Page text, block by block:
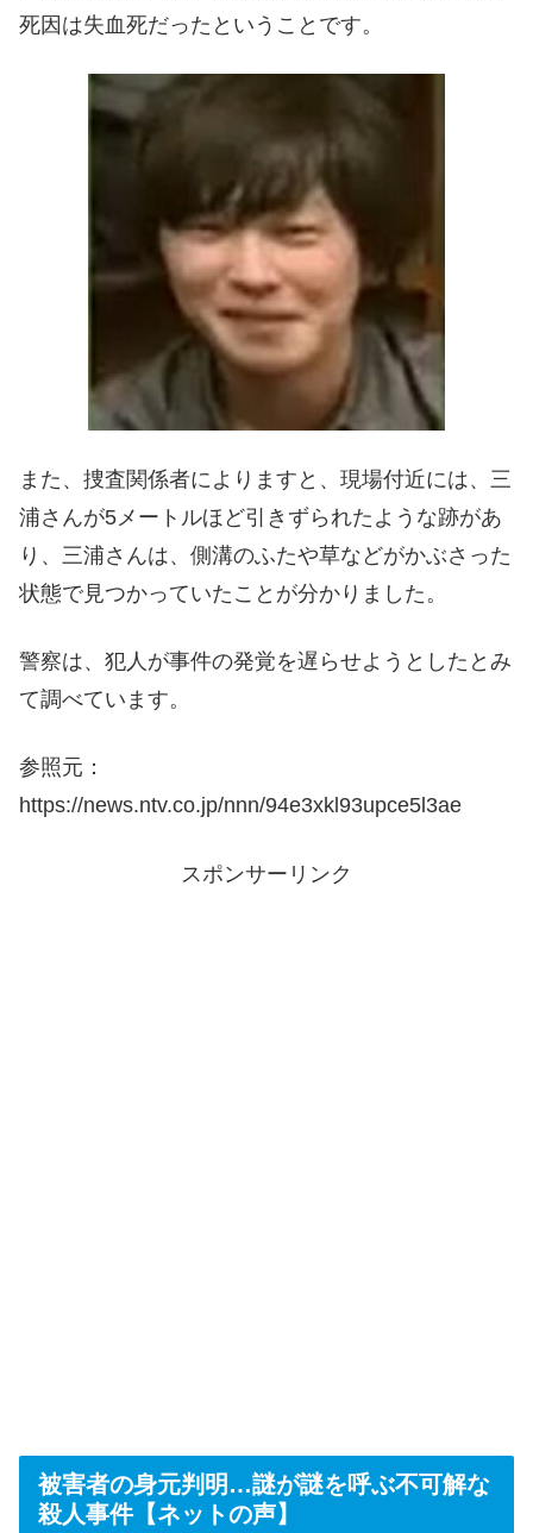
死因は失血死だったということです。
また、捜査関係者によりますと、現場付近には、三
浦さんが5メートルほど引きずられたような跡があ
り、三浦さんは、側溝のふたや草などがかぶさった
状態で見つかっていたことが分かりました。
警察は、犯人が事件の発覚を遅らせようとしたとみ
て調べています。
参照元：
https://news.ntv.co.jp/nnn/94e3xkl93upce5l3ae
スポンサーリンク
被害者の身元判明…謎が謎を呼ぶ不可解な
殺人事件【ネットの声】